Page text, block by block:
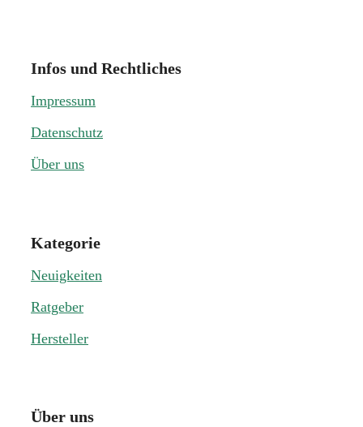
Infos und Rechtliches
Impressum
Datenschutz
Über uns
Kategorie
Neuigkeiten
Ratgeber
Hersteller
Über uns